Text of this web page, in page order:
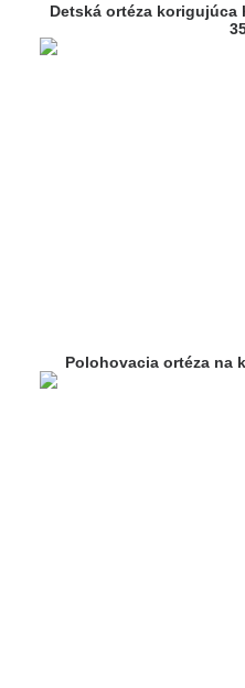
Detská ortéza korigujúca
Polohovacia ortéza na